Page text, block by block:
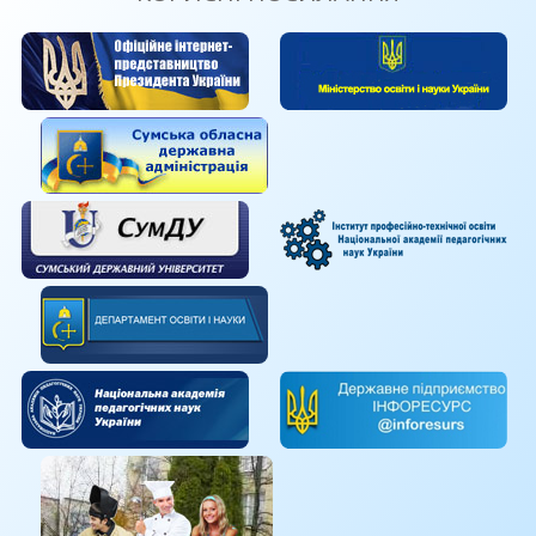
підтримкиSwiss Development & Cooperation-
Швейцарської агенції з розвитку та
співробітництва, ТОВ «Геберіт Трейдінг», ТОВ
«Сіка Україна» та виконується
підтримки Міністерства освіти і науки України,
надав стенд-тумбу та осмос.
Дякуємо фахівцям Проєкту за підтримку в
організації конкурсу фахової майстерності серед
здобувачів освіти професії «Монтажник
санітарно-технічних систем і устаткування».
Конкурсанти успішно справились із
запропонованими завданнями, продемонстрували
вміння застосовувати отримані теоретичні знання
на практиці.
та допомагає перетворювати мрії на реальність.
Фінальний офлайн-тренінг відбудеться у січні
2025 року, де учасниці представлять свої
досягнення та кар’єрні плани.